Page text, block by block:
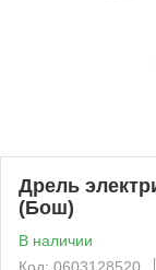
Дрель
(Бош)
В наличии
Код: 0603128520